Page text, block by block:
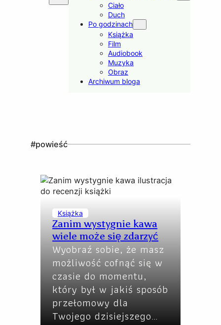
Ciało
Duch
Po godzinach
Książka
Film
Audiobook
Muzyka
Obraz
Archiwum bloga
#powieść
Książka
Zanim wystygnie kawa
wiele może się zdarzyć
Wyobraź sobie, że masz
możliwość cofnąć się w
czasie do momentu,
który był w jakiś sposób
przełomowy dla
Twojego dzisiejszego…